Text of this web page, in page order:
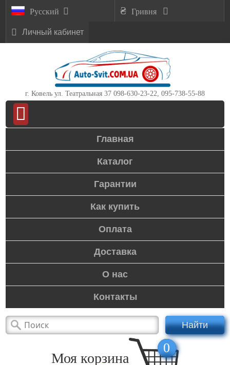
Русский Гривня
Личный кабинет
г. Ковель ул. Театральная 37 098-630-23-22, 095-738-55-88
Главная
Каталог
Гарантии
Как купить
Оплата
Доставка
О нас
Контакты
Найти
Моя корзина
0